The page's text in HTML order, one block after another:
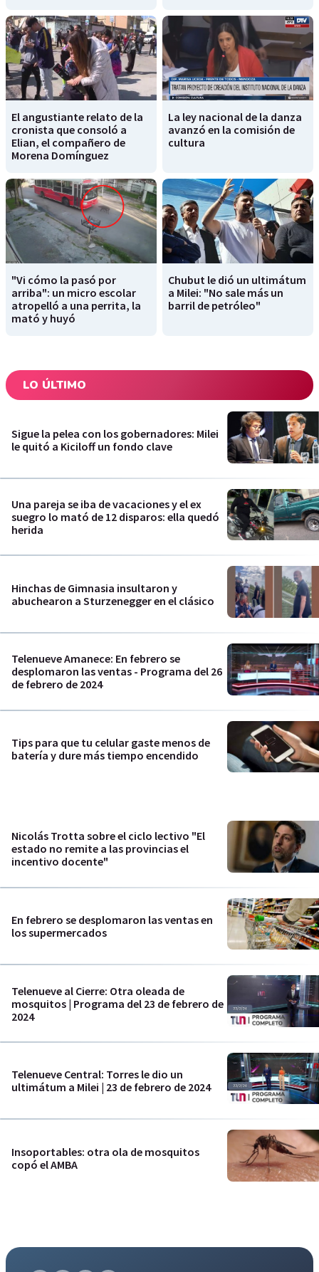
El angustiante relato de la
cronista que consoló a
Elian, el compañero de
Morena Domínguez
La ley nacional de la danza
avanzó en la comisión de
cultura
"Vi cómo la pasó por
arriba": un micro escolar
atropelló a una perrita, la
mató y huyó
Chubut le dió un ultimátum
a Milei: "No sale más un
barril de petróleo"
LO ÚLTIMO
Sigue la pelea con los gobernadores: Milei
le quitó a Kiciloff un fondo clave
Una pareja se iba de vacaciones y el ex
suegro lo mató de 12 disparos: ella quedó
herida
Hinchas de Gimnasia insultaron y
abuchearon a Sturzenegger en el clásico
Telenueve Amanece: En febrero se
desplomaron las ventas - Programa del 26
de febrero de 2024
Tips para que tu celular gaste menos de
batería y dure más tiempo encendido
Nicolás Trotta sobre el ciclo lectivo "El
estado no remite a las provincias el
incentivo docente"
En febrero se desplomaron las ventas en
los supermercados
Telenueve al Cierre: Otra oleada de
mosquitos | Programa del 23 de febrero de
2024
Telenueve Central: Torres le dio un
ultimátum a Milei | 23 de febrero de 2024
Insoportables: otra ola de mosquitos
copó el AMBA